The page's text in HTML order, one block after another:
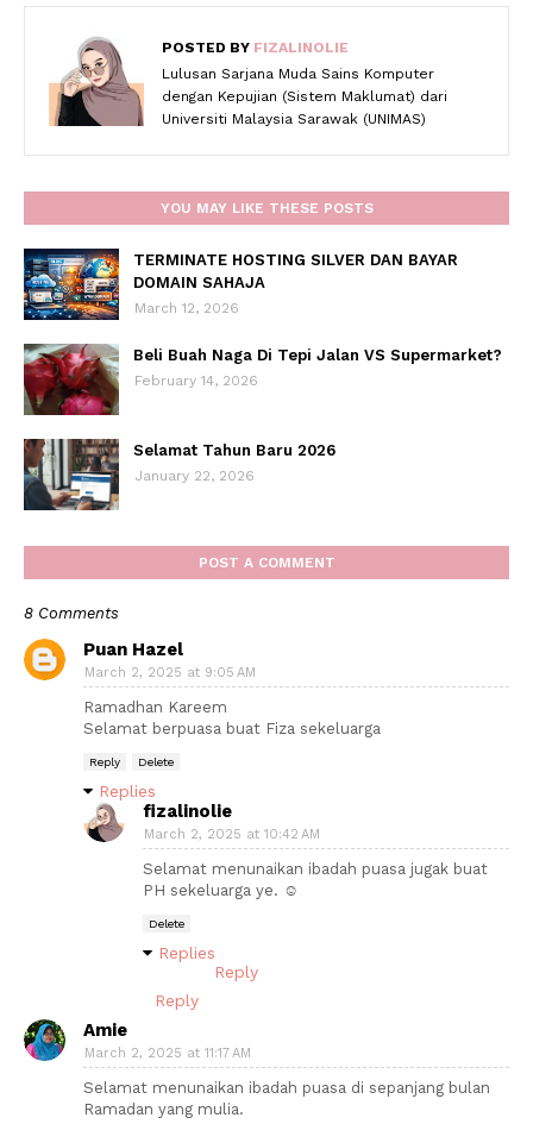
POSTED BY FIZALINOLIE
Lulusan Sarjana Muda Sains Komputer
dengan Kepujian (Sistem Maklumat) dari
Universiti Malaysia Sarawak (UNIMAS)
YOU MAY LIKE THESE POSTS
TERMINATE HOSTING SILVER DAN BAYAR
DOMAIN SAHAJA
March 12, 2026
Beli Buah Naga Di Tepi Jalan VS Supermarket?
February 14, 2026
Selamat Tahun Baru 2026
January 22, 2026
POST A COMMENT
8 Comments
Puan Hazel
March 2, 2025 at 9:05 AM
Ramadhan Kareem
Selamat berpuasa buat Fiza sekeluarga
Reply Delete
Replies
fizalinolie
March 2, 2025 at 10:42 AM
Selamat menunaikan ibadah puasa jugak buat
PH sekeluarga ye. ☺️
Delete
Replies
Reply
Reply
Amie
March 2, 2025 at 11:17 AM
Selamat menunaikan ibadah puasa di sepanjang bulan
Ramadan yang mulia.